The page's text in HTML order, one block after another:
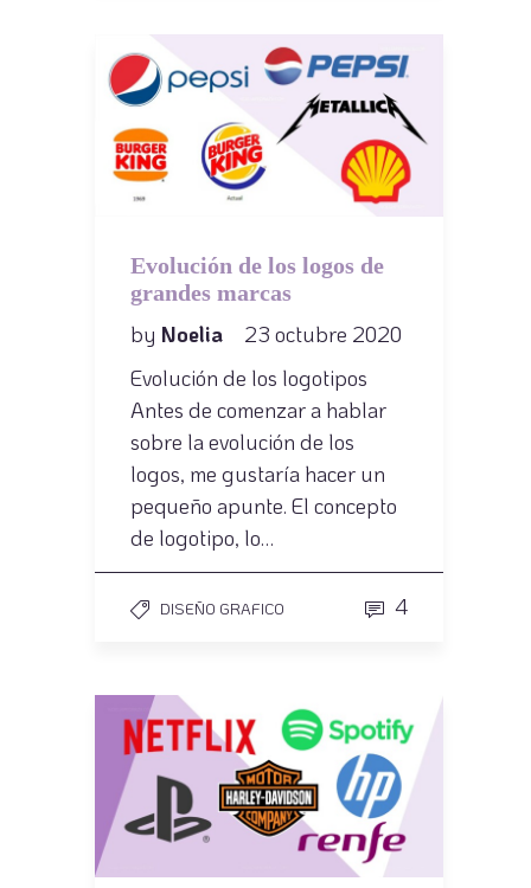
Evolución de los logos de
grandes marcas
by Noelia
23 octubre 2020
Evolución de los logotipos
Antes de comenzar a hablar
sobre la evolución de los
logos, me gustaría hacer un
pequeño apunte. El concepto
de logotipo, lo…
DISEÑO GRAFICO 4